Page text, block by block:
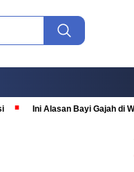
Ini Alasan Bayi Gajah di